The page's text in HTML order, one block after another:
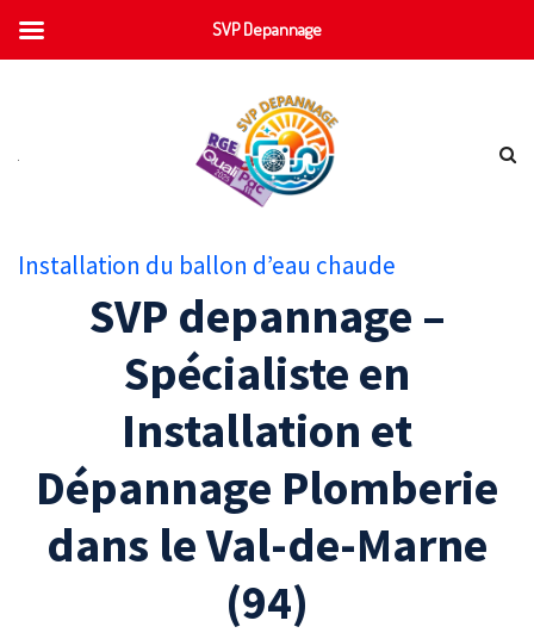
Installation du ballon d’eau chaude
SVP depannage –
Spécialiste en
Installation et
Dépannage Plomberie
dans le Val-de-Marne
(94)
SVP Depannage